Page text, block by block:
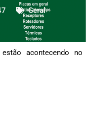
Geral
acontecendo no